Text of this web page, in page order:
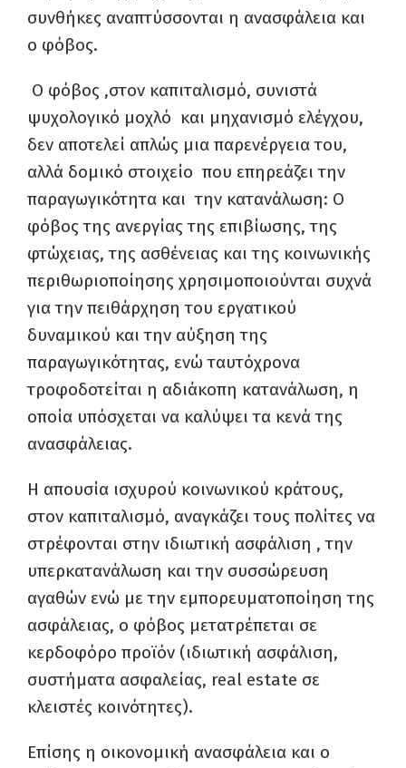
συνθήκες αναπτύσσονται η ανασφάλεια και
ο φόβος.
Ο φόβος ,στον καπιταλισμό, συνιστά
ψυχολογικό μοχλό και μηχανισμό ελέγχου,
δεν αποτελεί απλώς μια παρενέργεια του,
αλλά δομικό στοιχείο που επηρεάζει την
παραγωγικότητα και την κατανάλωση: Ο
φόβος της ανεργίας της επιβίωσης, της
φτώχειας, της ασθένειας και της κοινωνικής
περιθωριοποίησης χρησιμοποιούνται συχνά
για την πειθάρχηση του εργατικού
δυναμικού και την αύξηση της
παραγωγικότητας, ενώ ταυτόχρονα
τροφοδοτείται η αδιάκοπη κατανάλωση, η
οποία υπόσχεται να καλύψει τα κενά της
ανασφάλειας.
Η απουσία ισχυρού κοινωνικού κράτους,
στον καπιταλισμό, αναγκάζει τους πολίτες να
στρέφονται στην ιδιωτική ασφάλιση , την
υπερκατανάλωση και την συσσώρευση
αγαθών ενώ με την εμπορευματοποίηση της
ασφάλειας, ο φόβος μετατρέπεται σε
κερδοφόρο προϊόν (ιδιωτική ασφάλιση,
συστήματα ασφαλείας, real estate σε
κλειστές κοινότητες).
Επίσης η οικονομική ανασφάλεια και ο